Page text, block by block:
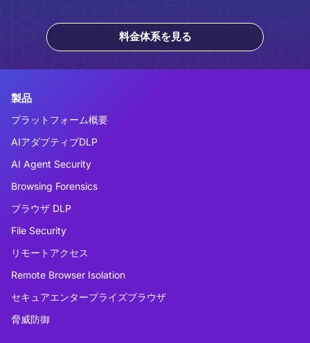
料金体系を見る
製品
プラットフォーム概要
AIアダプティブDLP
AI Agent Security
Browsing Forensics
ブラウザ DLP
File Security
リモートアクセス
Remote Browser Isolation
セキュアエンタープライズブラウザ
脅威防御